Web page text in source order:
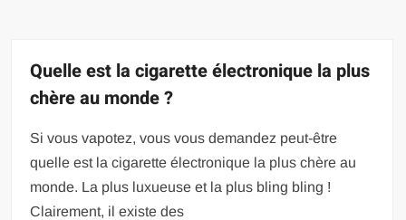
Quelle est la cigarette électronique la plus
chère au monde ?
Si vous vapotez, vous vous demandez peut-être
quelle est la cigarette électronique la plus chère au
monde. La plus luxueuse et la plus bling bling !
Clairement, il existe des